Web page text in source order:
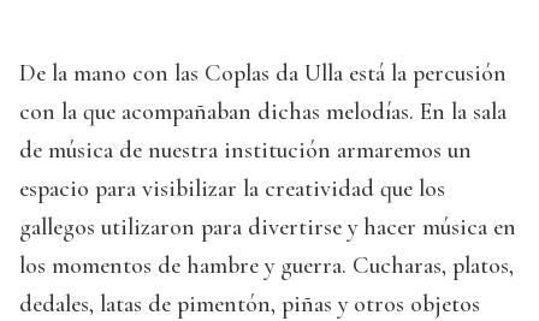
De la mano con las Coplas da Ulla está la percusión
con la que acompañaban dichas melodías. En la sala
de música de nuestra institución armaremos un
espacio para visibilizar la creatividad que los
gallegos utilizaron para divertirse y hacer música en
los momentos de hambre y guerra. Cucharas, platos,
dedales, latas de pimentón, piñas y otros objetos